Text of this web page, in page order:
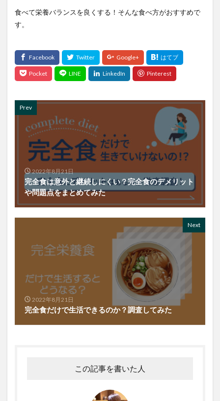
食べて栄養バランスを良くする！そんな食べ方がおすすめで
す。
Prev
2022年8月21日
完全食は意外と継続しにくい？完全食のデメリット
や問題点をまとめてみた
Next
2022年8月21日
完全食だけで生活できるのか？調査してみた
この記事を書いた人